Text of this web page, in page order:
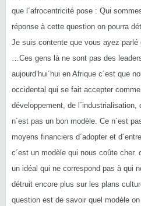
que l´afrocentricité pose : Qui
réponse à cette question on pourra
Je suis contente que vous ayez
…Ces gens là ne sont pas des
aujourd’hui´hui en Afrique c´est que
occidental qui se fait accepter
développement, de
n´est pas un bon modèle. Ce n´est
moyens financiers d´adopter et
c´est un modèle qui nous coûte cher.
un idéal qui ne correspond pas à qui
détruit encore plus sur les plans
question est de savoir quel modèle